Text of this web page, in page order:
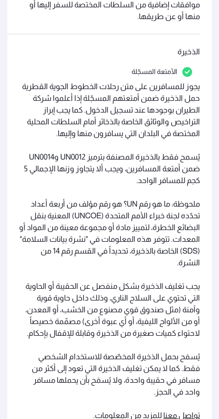
موافقات إضافية من السلطات المختصة للسفر إليها أو
منها أو عن طريقها.
الذخيرة
الأمتعة المسجّلة
يجوز للمسافرين على متن رحلات الخطوط الجوية القطرية
حمل الذخيرة ضمن أمتعتهم المسجّلة إذا أعلموا شركة
الطيران بوجودها عند تسجيل الدخول. كما يجب إبراز
التراخيص والوثائق الخاصة بالذخائر أمام السلطات المحلية
المختصة في البلدان التي يسافرون منها وإليها.
يُسمح فقط بالذخيرة المصنفة بترميز UN0012 وUN0014
ضمن أمتعة المسافرين، ويجب ألا يتجاوز وزنها الإجمالي 5
كجم للمسافر الواحد.
ملحوظة: ما هو رقم UN؟ هو رقم مؤلف من أربعة أعداد
تحدّده لجنة خبراء الأمم المتحدة (UNCOE) المعنية بنقل
البضائع الخطرة، لتمييز مادة أو مجموعة معينة من المواد أو
المعدات. تتوفر هذه المعلومات في "نشرة بيانات السلامة"
(SDS) الخاصة بالذخيرة، تحديداً في القسم رقم 14 من
النشرة.
يجب تغليف الذخيرة بشكل منفصل عن الحقيبة أو الحاوية
التي تحتوي على السلاح الناري، وذلك داخل حاوية قوية
وآمنة (مثل صندوق قوي مصنوع من الخشب، أو المعدن،
أو من الألواح الليفية، أو أي عبوة أخرى) مصمّمة خصيصاً
لاحتواء كميات صغيرة من الذخيرة وقابلة للإقفال بإحكام.
يُسمَح بحمل الذخيرة المخصّصة للاستخدام الشخصي
فقط. كما لا يمكن تغليف الذخيرة التي تعود إلى أكثر من
مسافر في حقيبة واحدة، ولا يُسمَح بأن يحملها مسافر
واحد في الحجز.
تواصل معنا للمزيد من المعلومات.